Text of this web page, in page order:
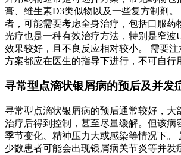
膏、维生素D3类似物以及一些复方制剂
者，可能需要考虑全身治疗，包括口服药
光疗也是一种有效治疗方法，特别是窄波
效果较好，且不良反应相对较小。 需要
方案都应在医生的指导下进行，不可自行
寻常型点滴状银屑病的预后及并发
寻常型点滴状银屑病的预后通常较好，大
治疗后得到控制，甚至尽量缓解。但该病
季节变化、精神压力大或感染等情况下。
少数患者可能会出现银屑病关节炎等并发